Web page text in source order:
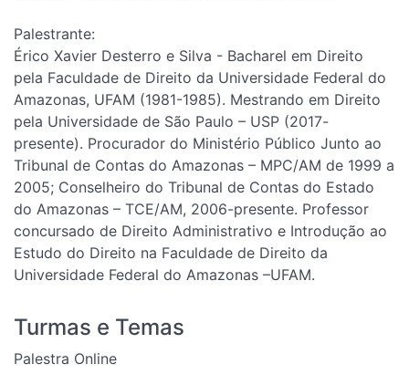
Palestrante:
Érico Xavier Desterro e Silva - Bacharel em Direito
pela Faculdade de Direito da Universidade Federal do
Amazonas, UFAM (1981-1985). Mestrando em Direito
pela Universidade de São Paulo – USP (2017-
presente). Procurador do Ministério Público Junto ao
Tribunal de Contas do Amazonas – MPC/AM de 1999 a
2005; Conselheiro do Tribunal de Contas do Estado
do Amazonas – TCE/AM, 2006-presente. Professor
concursado de Direito Administrativo e Introdução ao
Estudo do Direito na Faculdade de Direito da
Universidade Federal do Amazonas –UFAM.
Turmas e Temas
Palestra Online